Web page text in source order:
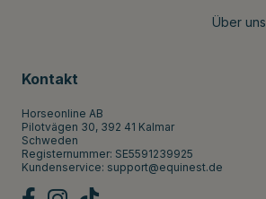
Über uns
Kontakt
Horseonline AB
Pilotvägen 30, 392 41 Kalmar
Schweden
Registernummer: SE5591239925
Kundenservice: support@equinest.de